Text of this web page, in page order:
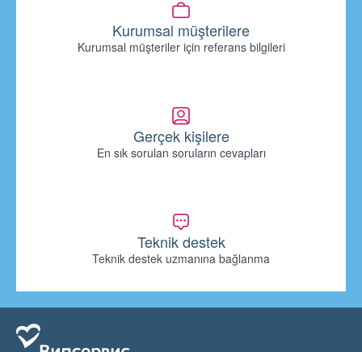
Kurumsal müşterilere
Kurumsal müşteriler için referans bilgileri
Gerçek kişilere
En sık sorulan soruların cevapları
Teknik destek
Teknik destek uzmanına bağlanma